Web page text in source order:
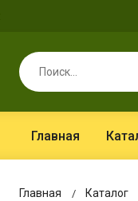
Главная
Главная Каталог